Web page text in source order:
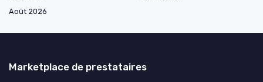
Août 2026
Marketplace de prestataires